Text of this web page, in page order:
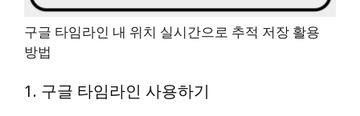
구글 타임라인 내 위치 실시간으로 추적 저장 활용
방법
1. 구글 타임라인 사용하기